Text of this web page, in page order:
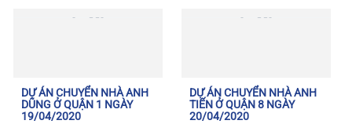
DỰ ÁN CHUYỂN NHÀ ANH
DŨNG Ở QUẬN 1 NGÀY
19/04/2020
DỰ ÁN CHUYỂN NHÀ ANH
TIẾN Ở QUẬN 8 NGÀY
20/04/2020